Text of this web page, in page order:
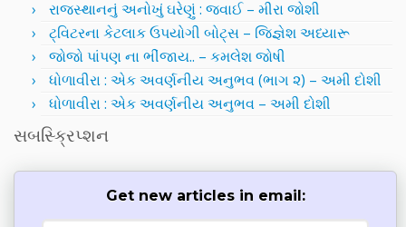
રાજસ્થાનનું અનોખું ઘરેણું : જવાઈ – મીરા જોશી
ટ્વિટરના કેટલાક ઉપયોગી બોટ્સ – જિજ્ઞેશ અધ્યારૂ
જોજો પાંપણ ના ભીંજાય.. – કમલેશ જોષી
ધોળાવીરા : એક અવર્ણનીય અનુભવ (ભાગ ૨) – અમી દોશી
ધોળાવીરા : એક અવર્ણનીય અનુભવ – અમી દોશી
સબસ્ક્રિપ્શન
Get new articles in email: